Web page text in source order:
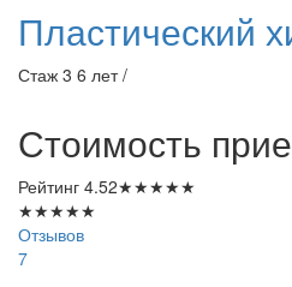
Пластический
Стаж 3 6 лет /
Стоимость
Рейтинг 4.52★★★★★
★★★★★
Отзывов
7